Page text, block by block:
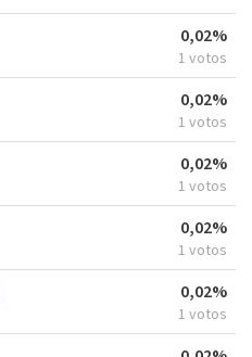
0,02%
1 votos
0,02%
1 votos
0,02%
1 votos
0,02%
1 votos
0,02%
1 votos